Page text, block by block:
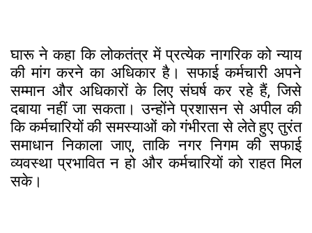
घारू ने कहा कि लोकतंत्र में प्रत्येक नागरिक को न्याय
की मांग करने का अधिकार है। सफाई कर्मचारी अपने
सम्मान और अधिकारों के लिए संघर्ष कर रहे हैं, जिसे
दबाया नहीं जा सकता। उन्होंने प्रशासन से अपील की
कि कर्मचारियों की समस्याओं को गंभीरता से लेते हुए तुरंत
समाधान निकाला जाए, ताकि नगर निगम की सफाई
व्यवस्था प्रभावित न हो और कर्मचारियों को राहत मिल
सके।